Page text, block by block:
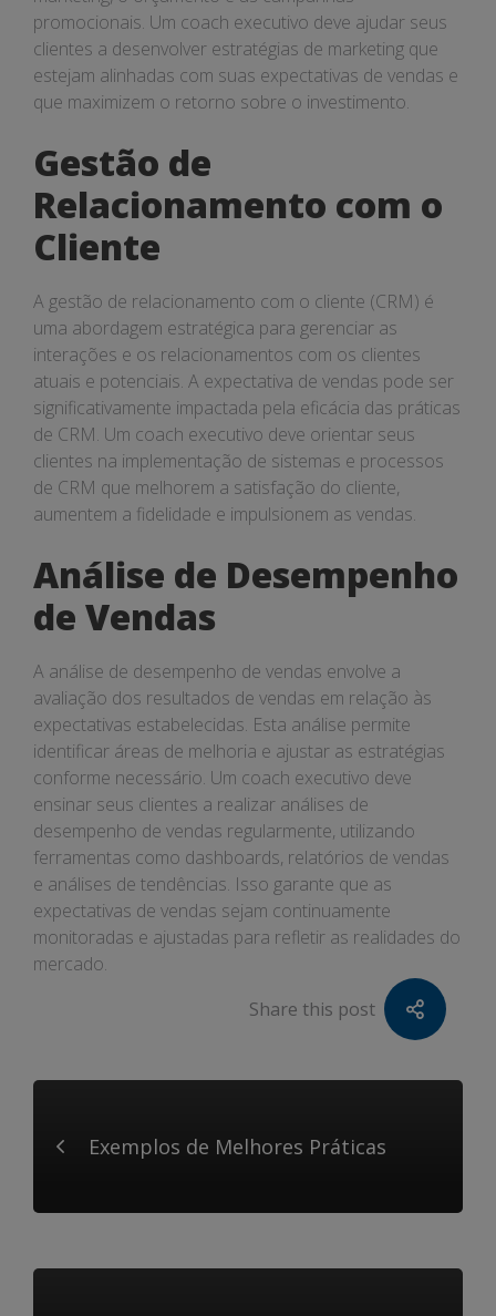
promocionais. Um coach executivo deve ajudar seus
clientes a desenvolver estratégias de marketing que
estejam alinhadas com suas expectativas de vendas e
que maximizem o retorno sobre o investimento.
Gestão de
Relacionamento com o
Cliente
A gestão de relacionamento com o cliente (CRM) é
uma abordagem estratégica para gerenciar as
interações e os relacionamentos com os clientes
atuais e potenciais. A expectativa de vendas pode ser
significativamente impactada pela eficácia das práticas
de CRM. Um coach executivo deve orientar seus
clientes na implementação de sistemas e processos
de CRM que melhorem a satisfação do cliente,
aumentem a fidelidade e impulsionem as vendas.
Análise de Desempenho
de Vendas
A análise de desempenho de vendas envolve a
avaliação dos resultados de vendas em relação às
expectativas estabelecidas. Esta análise permite
identificar áreas de melhoria e ajustar as estratégias
conforme necessário. Um coach executivo deve
ensinar seus clientes a realizar análises de
desempenho de vendas regularmente, utilizando
ferramentas como dashboards, relatórios de vendas
e análises de tendências. Isso garante que as
expectativas de vendas sejam continuamente
monitoradas e ajustadas para refletir as realidades do
mercado.
Share this post
Exemplos de Melhores Práticas